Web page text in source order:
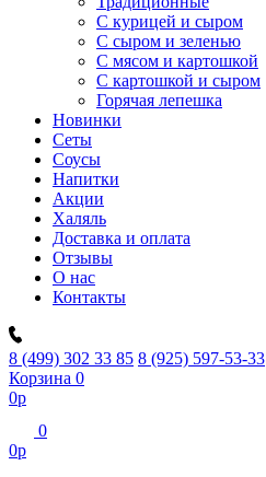
С курицей и сыром
С сыром и зеленью
С мясом и картошкой
С картошкой и сыром
Горячая лепешка
Новинки
Сеты
Соусы
Напитки
Акции
Халяль
Доставка и оплата
Отзывы
О нас
Контакты
8 (499) 302 33 85 8 (925) 597-53-33
Корзина 0
0р
0
0р